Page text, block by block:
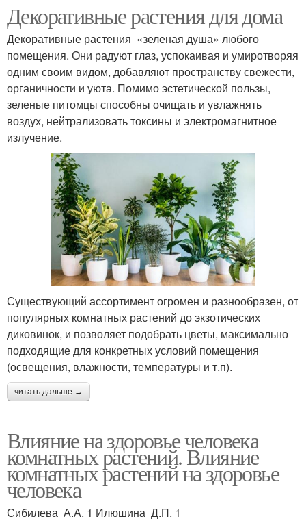
Декоративные растения для дома
Декоративные растения «зеленая душа» любого
помещения. Они радуют глаз, успокаивая и умиротворяя
одним своим видом, добавляют пространству свежести,
органичности и уюта. Помимо эстетической пользы,
зеленые питомцы способны очищать и увлажнять
воздух, нейтрализовать токсины и электромагнитное
излучение.
Существующий ассортимент огромен и разнообразен, от
популярных комнатных растений до экзотических
диковинок, и позволяет подобрать цветы, максимально
подходящие для конкретных условий помещения
(освещения, влажности, температуры и т.п).
читать дальше →
Влияние на здоровье человека
комнатных растений. Влияние
комнатных растений на здоровье
человека
Сибилева А.А. 1 Илюшина Д.П. 1